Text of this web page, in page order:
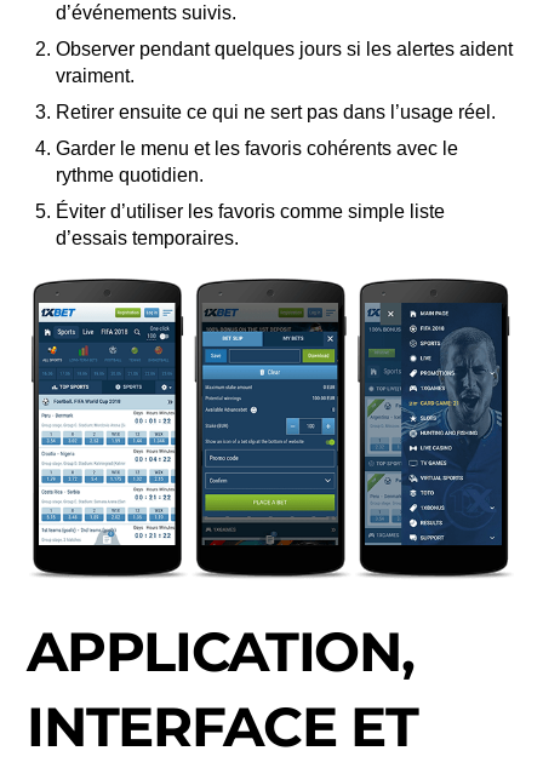
d’événements suivis.
Observer pendant quelques jours si les alertes aident
vraiment.
Retirer ensuite ce qui ne sert pas dans l’usage réel.
Garder le menu et les favoris cohérents avec le
rythme quotidien.
Éviter d’utiliser les favoris comme simple liste
d’essais temporaires.
APPLICATION,
INTERFACE ET